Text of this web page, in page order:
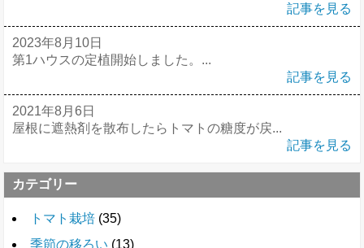
記事を見る
2023年8月10日
第1ハウスの定植開始しました。...
記事を見る
2021年8月6日
屋根に遮熱剤を散布したらトマトの糖度が戻...
記事を見る
カテゴリー
トマト栽培 (35)
季節の移ろい (13)